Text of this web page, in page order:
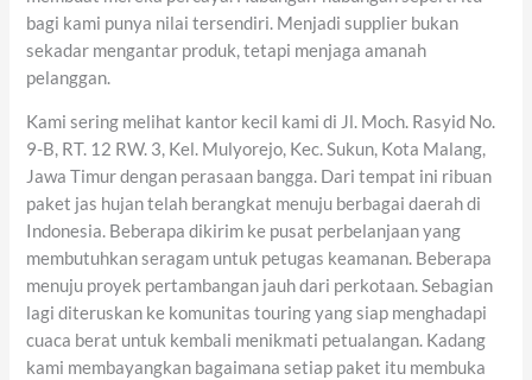
bagi kami punya nilai tersendiri. Menjadi supplier bukan
sekadar mengantar produk, tetapi menjaga amanah
pelanggan.
Kami sering melihat kantor kecil kami di Jl. Moch. Rasyid No.
9-B, RT. 12 RW. 3, Kel. Mulyorejo, Kec. Sukun, Kota Malang,
Jawa Timur dengan perasaan bangga. Dari tempat ini ribuan
paket jas hujan telah berangkat menuju berbagai daerah di
Indonesia. Beberapa dikirim ke pusat perbelanjaan yang
membutuhkan seragam untuk petugas keamanan. Beberapa
menuju proyek pertambangan jauh dari perkotaan. Sebagian
lagi diteruskan ke komunitas touring yang siap menghadapi
cuaca berat untuk kembali menikmati petualangan. Kadang
kami membayangkan bagaimana setiap paket itu membuka